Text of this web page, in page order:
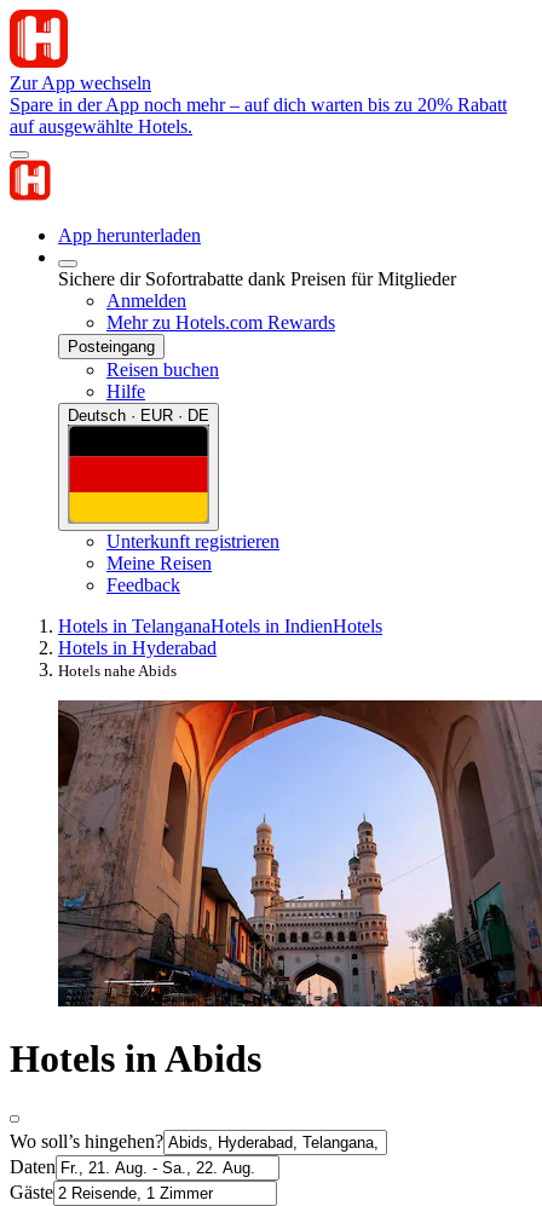
Zur App wechseln
Spare in der App noch mehr – auf dich warten bis zu 20% Rabatt
auf ausgewählte Hotels.
App herunterladen
Sichere dir Sofortrabatte dank Preisen für Mitglieder
Anmelden
Mehr zu Hotels.com Rewards
Posteingang
Reisen buchen
Hilfe
Deutsch · EUR · DE
Unterkunft registrieren
Meine Reisen
Feedback
Hotels in TelanganaHotels in IndienHotels
Hotels in Hyderabad
Hotels nahe Abids
Hotels in Abids
Wo soll’s hingehen?
Daten
Gäste